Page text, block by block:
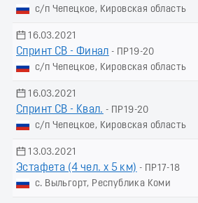
с/п Чепецкое, Кировская область
16.03.2021
Спринт СВ - Финал - ПР19-20
с/п Чепецкое, Кировская область
16.03.2021
Спринт СВ - Квал. - ПР19-20
с/п Чепецкое, Кировская область
13.03.2021
Эстафета (4 чел. х 5 км) - ПР17-18
с. Выльгорт, Республика Коми